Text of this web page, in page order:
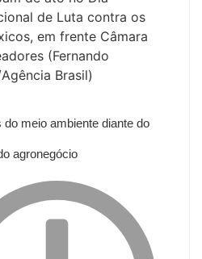
do meio ambiente diante do
agronegócio